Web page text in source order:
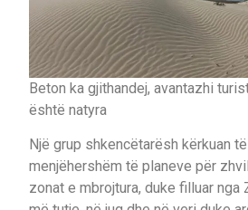
Beton ka gjithandej, avantazhi
është natyra
Një grup shkencëtarësh kërkuan
menjëhershëm të planeve për
zonat e mbrojtura, duke filluar nga